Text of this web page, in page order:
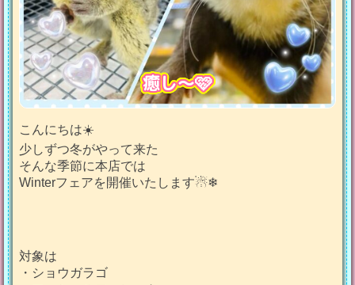
癒し〜🩷
こんにちは☀️
少しずつ冬がやって来た
そんな季節に本店では
Winterフェアを開催いたします☃❄
対象は
・ショウガラゴ